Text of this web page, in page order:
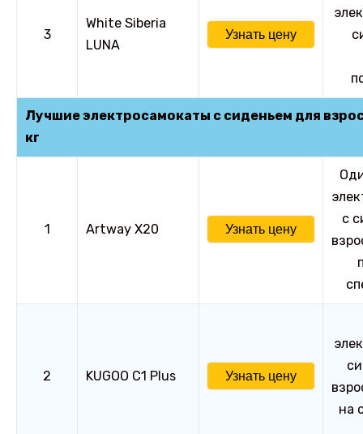
3
White Siberia
LUNA
Узнать цену
Лучшие электросамокаты с сиденьем для
кг
1 Artway Х20 Узнать цену
с
2 KUGOO C1 Plus Узнать цену
на